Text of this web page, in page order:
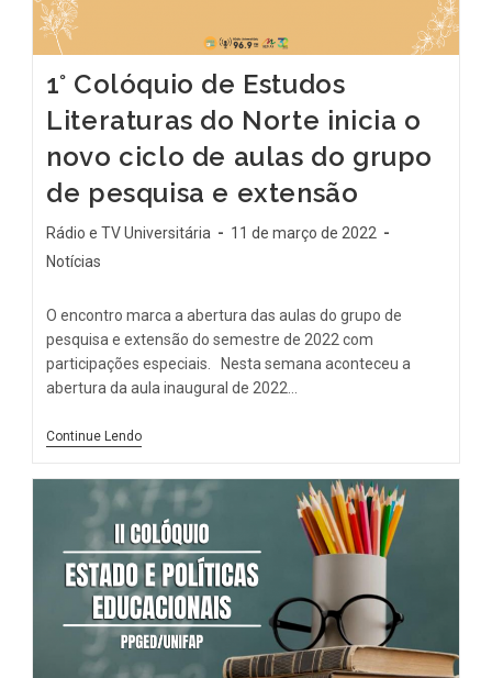
1° Colóquio de Estudos
Literaturas do Norte inicia o
novo ciclo de aulas do grupo
de pesquisa e extensão
Rádio e TV Universitária
11 de março de 2022
Notícias
O encontro marca a abertura das aulas do grupo de
pesquisa e extensão do semestre de 2022 com
participações especiais. Nesta semana aconteceu a
abertura da aula inaugural de 2022…
Continue Lendo